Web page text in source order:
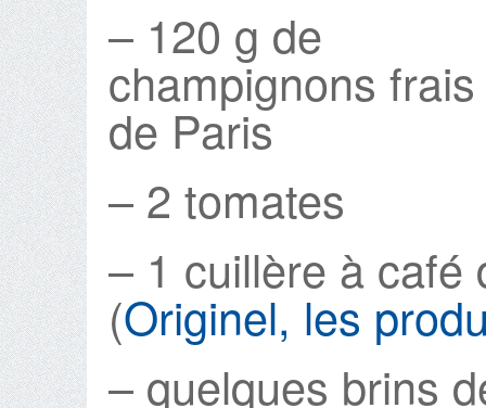
– 120 g de
champignons frais
de Paris
– 2 tomates
– 1 cuillère à café
(Originel, les
– quelques brins